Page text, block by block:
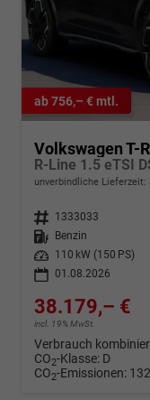
ab 756,– € mtl.
Volkswagen T-
unverbindliche Lieferzeit:
Fahrzeugnr. 1333033
Kraftstoff
Benzin
Leistung
110 kW (150 PS)
01.08.2026
38.179,– €
incl. 19% MwSt.
Verbrauch
CO2-Klasse: D
CO2-Emissionen: